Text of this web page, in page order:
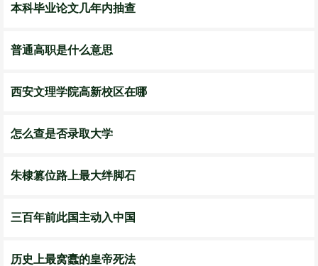
本科毕业论文几年内抽查
普通高职是什么意思
西安文理学院高新校区在哪
怎么查是否录取大学
朱棣篡位路上最大绊脚石
三百年前此国主动入中国
历史上最窝蠹的皇帝死法